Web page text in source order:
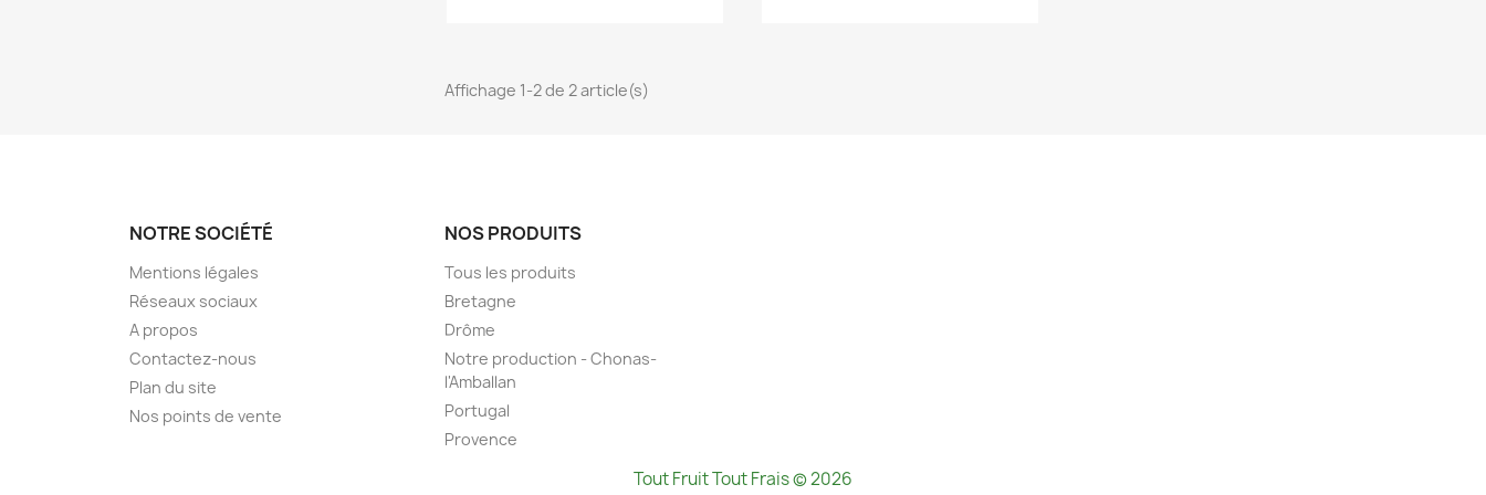
Affichage 1-2 de 2 article(s)
NOTRE SOCIÉTÉ
Mentions légales
Réseaux sociaux
A propos
Contactez-nous
Plan du site
Nos points de vente
NOS PRODUITS
Tous les produits
Bretagne
Drôme
Notre production - Chonas-
l'Amballan
Portugal
Provence
Tout Fruit Tout Frais © 2026